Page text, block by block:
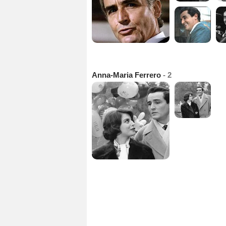
Anna-Maria Ferrero - 2